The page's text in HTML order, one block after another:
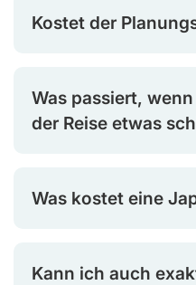
Kostet der
Was passiert,
der Reise etwas
Was kostet eine
Kann ich auch